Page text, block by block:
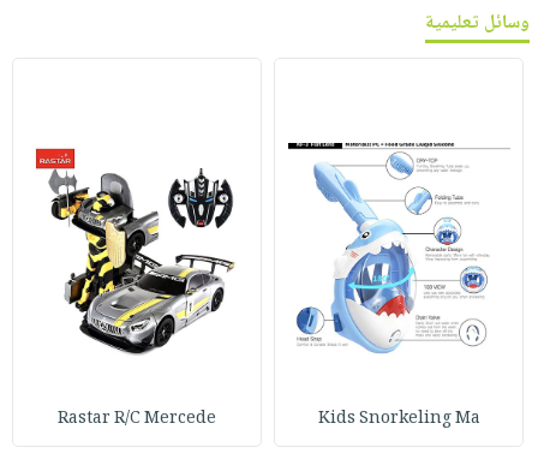
وسائل تعليمية
Kids Snorkeling Ma
Rastar R/C Mercede